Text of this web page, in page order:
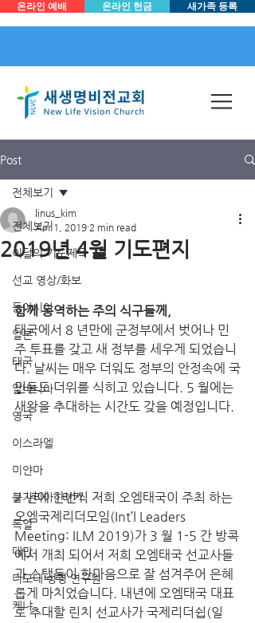
온라인 예배 온라인 헌금 새가족 등록
Post
전체보기
이달의 기도제목
선교 영상/화보
동아시아
일본
태국
알바니아
영국
이스라엘
미얀마
불가리아 | 터키
독일
대만
디모데 성경 연구원
케냐
전체보기
2019년 4월 기도편지
linus_kim
Apr 1, 2019 2 min read
함께 동역하는 주의 식구들께,
태국에서 8 년만에 군정부에서 벗어나 민
주 투표를 갖고 새 정부를 세우게 되었습니
다. 날씨는 매우 더워도 정부의 안정속에 국
민들도 더위를 식히고 있습니다. 5 월에는
새왕을 추대하는 시간도 갖을 예정입니다.
2 년에 한번씩 저희 오엠태국이 주최 하는
오엠국제리더모임(Int’l Leaders
Meeting: ILM 2019)가 3 월 1-5 간 방콕
에서 개최 되어서 저희 오엠태국 선교사들
과 스탭들이 한마음으로 잘 섬겨주어 은혜
롭게 마치었습니다. 내년에 오엠태국 대표
로 추대할 린치 선교사가 국제리더쉽(일